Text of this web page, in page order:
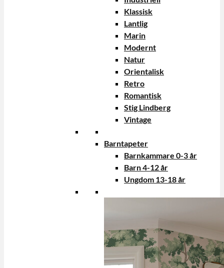
Klassisk
Lantlig
Marin
Modernt
Natur
Orientalisk
Retro
Romantisk
Stig Lindberg
Vintage
Barntapeter
Barnkammare 0-3 år
Barn 4-12 år
Ungdom 13-18 år